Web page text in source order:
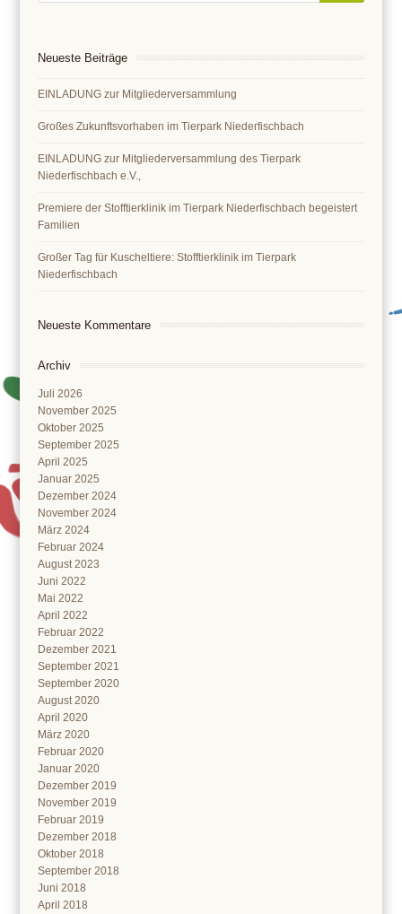
Neueste Beiträge
EINLADUNG zur Mitgliederversammlung
Großes Zukunftsvorhaben im Tierpark Niederfischbach
EINLADUNG zur Mitgliederversammlung des Tierpark
Niederfischbach e.V.,
Premiere der Stofftierklinik im Tierpark Niederfischbach begeistert
Familien
Großer Tag für Kuscheltiere: Stofftierklinik im Tierpark
Niederfischbach
Neueste Kommentare
Archiv
Juli 2026
November 2025
Oktober 2025
September 2025
April 2025
Januar 2025
Dezember 2024
November 2024
März 2024
Februar 2024
August 2023
Juni 2022
Mai 2022
April 2022
Februar 2022
Dezember 2021
September 2021
September 2020
August 2020
April 2020
März 2020
Februar 2020
Januar 2020
Dezember 2019
November 2019
Februar 2019
Dezember 2018
Oktober 2018
September 2018
Juni 2018
April 2018